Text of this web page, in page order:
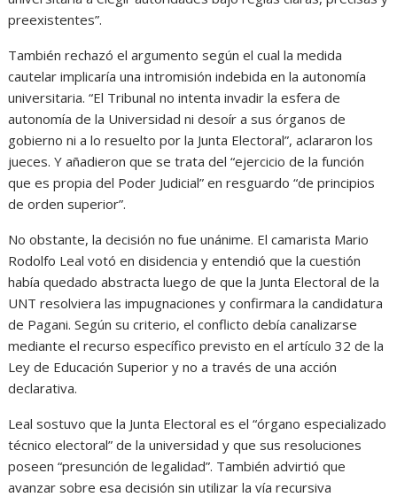
preexistentes”.
También rechazó el argumento según el cual la medida
cautelar implicaría una intromisión indebida en la autonomía
universitaria. “El Tribunal no intenta invadir la esfera de
autonomía de la Universidad ni desoír a sus órganos de
gobierno ni a lo resuelto por la Junta Electoral”, aclararon los
jueces. Y añadieron que se trata del “ejercicio de la función
que es propia del Poder Judicial” en resguardo “de principios
de orden superior”.
No obstante, la decisión no fue unánime. El camarista Mario
Rodolfo Leal votó en disidencia y entendió que la cuestión
había quedado abstracta luego de que la Junta Electoral de la
UNT resolviera las impugnaciones y confirmara la candidatura
de Pagani. Según su criterio, el conflicto debía canalizarse
mediante el recurso específico previsto en el artículo 32 de la
Ley de Educación Superior y no a través de una acción
declarativa.
Leal sostuvo que la Junta Electoral es el “órgano especializado
técnico electoral” de la universidad y que sus resoluciones
poseen “presunción de legalidad”. También advirtió que
avanzar sobre esa decisión sin utilizar la vía recursiva